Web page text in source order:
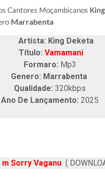
Cantores Moçambicanos King
Marrabenta
Artista: King Deketa
Título: Vamamani
Formaro: Mp3
Genero: Marrabenta
Qualidade: 320kbps
Ano De Lançamento: 2025
m Sorry Vaganu (